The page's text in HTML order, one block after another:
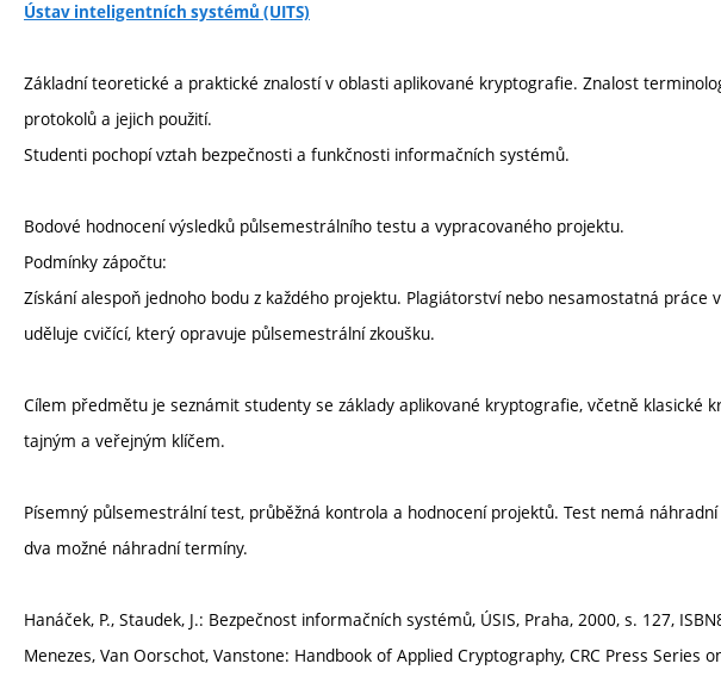
Ústav inteligentních systémů (UITS)
Základní teoretické a praktické znalostí v oblasti aplikované kryptografie. Znalost
protokolů a jejich použití.
Studenti pochopí vztah bezpečnosti a funkčnosti informačních systémů.
Bodové hodnocení výsledků půlsemestrálního testu a vypracovaného projektu.
Podmínky zápočtu:
Získání alespoň jednoho bodu z každého projektu. Plagiátorství nebo nesamostatná práce
uděluje cvičící, který opravuje půlsemestrální zkoušku.
Cílem předmětu je seznámit studenty se základy aplikované kryptografie, včetně klasické
tajným a veřejným klíčem.
Písemný půlsemestrální test, průběžná kontrola a hodnocení projektů. Test nemá
dva možné náhradní termíny.
Hanáček, P., Staudek, J.: Bezpečnost informačních systémů, ÚSIS, Praha, 2000, s. 127,
Menezes, Van Oorschot, Vanstone: Handbook of Applied Cryptography, CRC Press Series